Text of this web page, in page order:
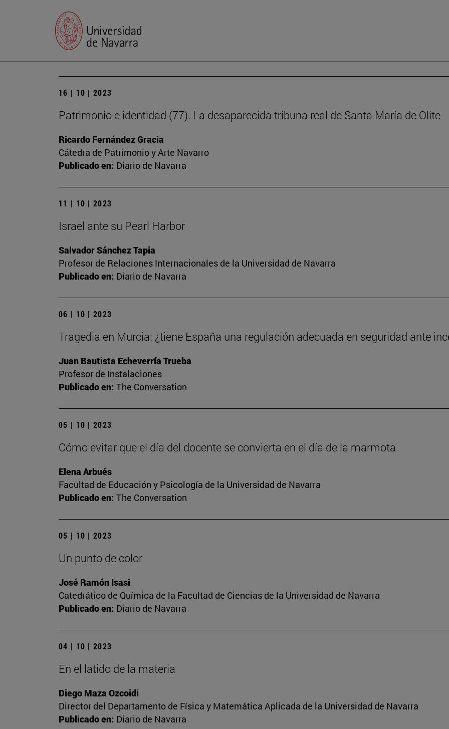
16 | 10 | 2023
Patrimonio e identidad (77). La desaparecida tribuna real de Santa María de Olite
Ricardo Fernández Gracia
Cátedra de Patrimonio y Arte Navarro
Publicado en: Diario de Navarra
11 | 10 | 2023
Israel ante su Pearl Harbor
Salvador Sánchez Tapia
Profesor de Relaciones Internacionales de la Universidad de Navarra
Publicado en: Diario de Navarra
06 | 10 | 2023
Tragedia en Murcia: ¿tiene España una regulación adecuada en seguridad ante
Juan Bautista Echeverría Trueba
Profesor de Instalaciones
Publicado en: The Conversation
05 | 10 | 2023
Cómo evitar que el día del docente se convierta en el día de la marmota
Elena Arbués
Facultad de Educación y Psicología de la Universidad de Navarra
Publicado en: The Conversation
05 | 10 | 2023
Un punto de color
José Ramón Isasi
Catedrático de Química de la Facultad de Ciencias de la Universidad de Navarra
Publicado en: Diario de Navarra
04 | 10 | 2023
En el latido de la materia
Diego Maza Ozcoidi
Director del Departamento de Física y Matemática Aplicada de la Universidad de Navarra
Publicado en: Diario de Navarra